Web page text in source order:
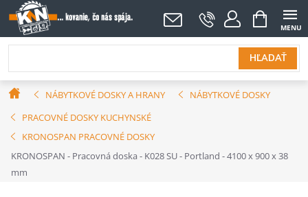
Prejsť
na
obsah
HĽADAŤ
NÁKUPNÝ
KOŠÍK
DomovNÁBYTKOVÉ DOSKY A HRANY
NÁBYTKOVÉ DOSKY
PRACOVNÉ DOSKY KUCHYNSKÉ
KRONOSPAN PRACOVNÉ DOSKY
KRONOSPAN - Pracovná doska - K028 SU - Portland - 4100 x 900 x 38
mm